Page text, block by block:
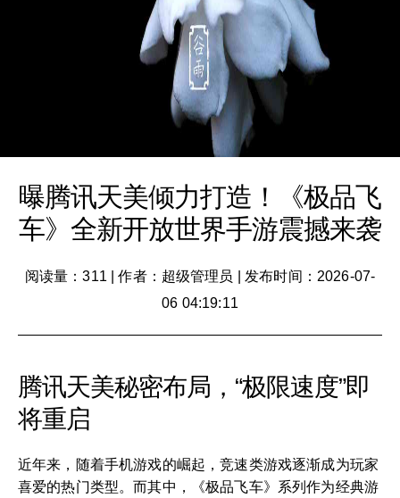
曝腾讯天美倾力打造！《极品飞
车》全新开放世界手游震撼来袭
阅读量：311 |作者：超级管理员
发布时间：2026-07-
06 04:19:11
腾讯天美秘密布局，“极限速度”即
将重启
近年来，随着手机游戏的崛起，竞速类游戏逐渐成为玩家
喜爱的热门类型。而其中，《极品飞车》系列作为经典游